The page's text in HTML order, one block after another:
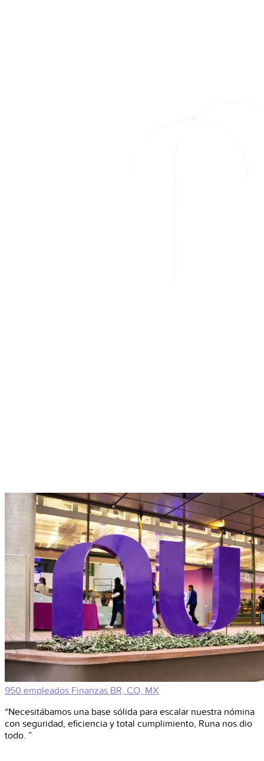
950 empleados Finanzas BR, CO, MX
“Necesitábamos una base sólida para escalar nuestra nómina
con seguridad, eficiencia y total cumplimiento, Runa nos dio
todo. ”